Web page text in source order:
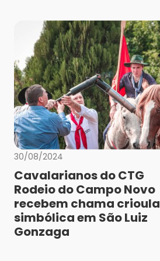
30/08/2024
Cavalarianos do CTG
Rodeio do Campo Novo
recebem chama crioula
simbólica em São Luiz
Gonzaga